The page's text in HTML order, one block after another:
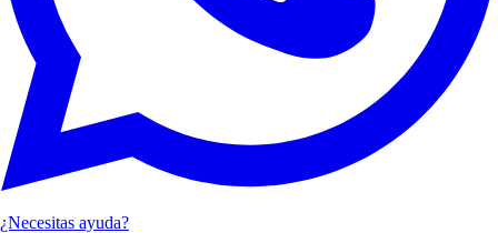
¿Necesitas ayuda?